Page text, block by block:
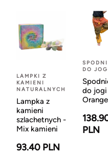
LAMPKI Z
KAMIENI
NATURALNYCH
Lampka z
kamieni
szlachetnych -
Mix kamieni
93.40 PLN
DO
do
Orange
PLN